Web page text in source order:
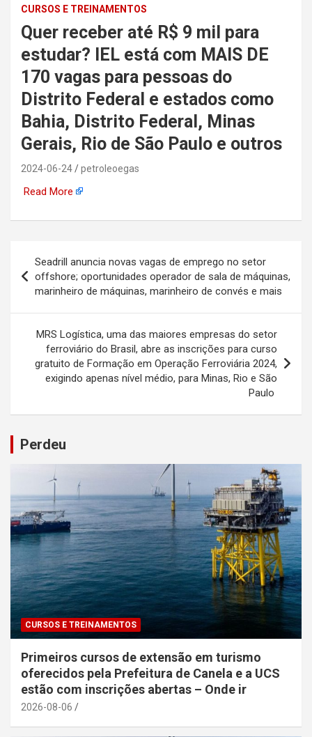
automotiva, mineração,
indústria naval, etc
CURSOS E TREINAMENTOS
Quer receber até R$ 9 mil para
estudar? IEL está com MAIS DE
170 vagas para pessoas do
Distrito Federal e estados como
Bahia, Distrito Federal, Minas
Gerais, Rio de São Paulo e outros
2024-06-24 petroleoegas
Read More
de
Post
Seadrill anuncia novas vagas de emprego no setor
offshore; oportunidades operador de sala de máquinas,
marinheiro de máquinas, marinheiro de convés e mais
MRS Logística, uma das maiores empresas do setor
ferroviário do Brasil, abre as inscrições para curso
gratuito de Formação em Operação Ferroviária 2024,
exigindo apenas nível médio, para Minas, Rio e São
Paulo
Perdeu
CURSOS E TREINAMENTOS
Primeiros cursos de extensão em turismo
oferecidos pela Prefeitura de Canela e a UCS
estão com inscrições abertas – Onde ir
2026-08-06